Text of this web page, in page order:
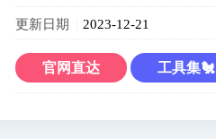
更新日期 2023-12-21
官网直达 工具集🐔